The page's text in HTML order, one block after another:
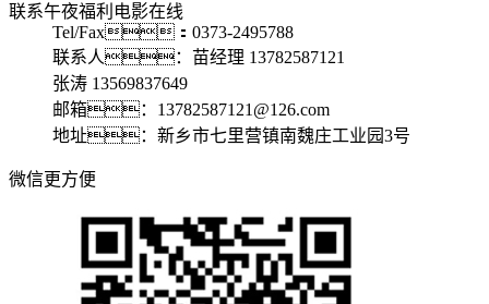
联系午夜福利电影在线
Tel/Fax：0373-2495788
联系人：苗经理 13782587121
张涛 13569837649
邮箱：13782587121@126.com
地址：新乡市七里营镇南魏庄工业园3号
微信更方便